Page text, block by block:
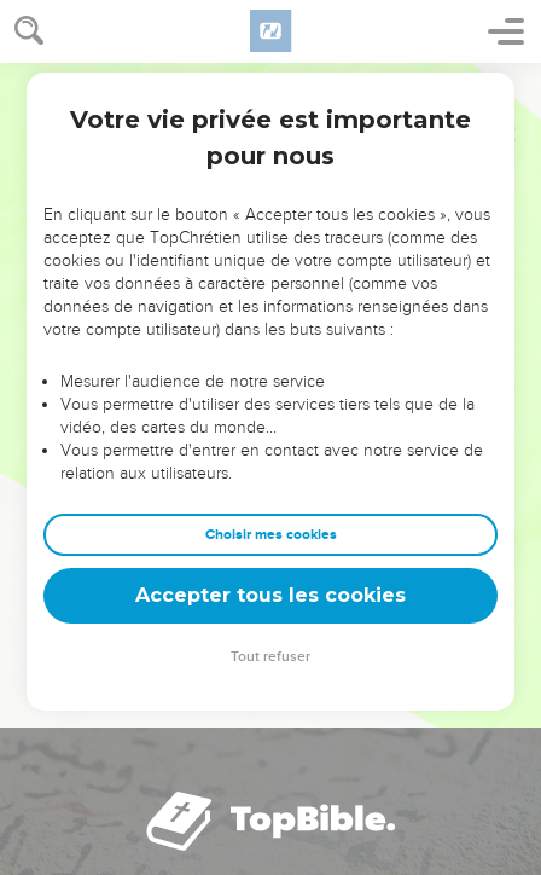
NE MANQUEZ PAS L’ÉVÉNEMENT
DE L’ANNÉE !
ET SI LEURS ERREURS POUVAIENT VOUS ÉVITER LES
VOTRES ?
leur foi ou leur vision. Mais on voit moins les doutes, les erreurs
et les saisons difficiles qu'ils ont traversés, alors même que ce
sont elles qui les ont façonnés.
Dans cette conférence, leaders, entrepreneurs, et responsables
clés pour avancer avec plus de sagesse afin que leurs erreurs
deviennent vos tremplins. Que vous guidiez un ministère, une
équipe, un groupe ou une famille, leur expérience est faite
Votre vie privée est importante
pour nous
En cliquant sur le bouton « Accepter tous les cookies », vous
acceptez que TopChrétien utilise des traceurs (comme des
cookies ou l'identifiant unique de votre compte utilisateur) et
traite vos données à caractère personnel (comme vos
données de navigation et les informations renseignées dans
votre compte utilisateur) dans les buts suivants :
Mesurer l'audience de notre service
Vous permettre d'utiliser des services tiers tels que de la
vidéo, des cartes du monde…
Vous permettre d'entrer en contact avec notre service de
relation aux utilisateurs.
Choisir mes cookies
Accepter tous les cookies
Tout refuser